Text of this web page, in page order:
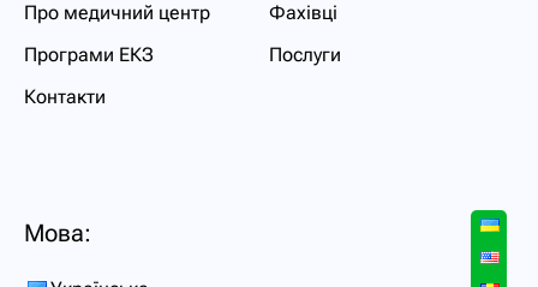
Про медичний центр
Фахівці
Програми ЕКЗ
Послуги
Контакти
Мова: